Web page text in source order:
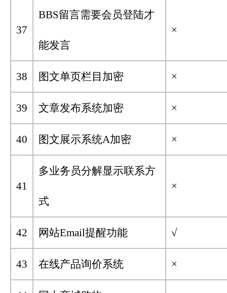
37
BBS留言需要会员登陆才
能发言
×
38 图文单页栏目加密 ×
39 文章发布系统加密 ×
40 图文展示系统A加密 ×
41
多业务员分解显示联系方
式
×
42 网站Email提醒功能 √
43 在线产品询价系统 ×